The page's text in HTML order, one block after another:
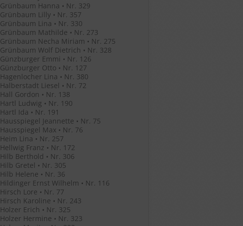
Grünbaum Hanna • Nr. 329
Grünbaum Lilly • Nr. 357
Grünbaum Lina • Nr. 330
Grünbaum Mathilde • Nr. 273
Grünbaum Necha Miriam • Nr. 275
Grünbaum Wolf Dietrich • Nr. 328
Günzburger Emmi • Nr. 126
Günzburger Otto • Nr. 127
Hagenlocher Lina • Nr. 380
Halberstadt Liesel • Nr. 72
Hall Gordon • Nr. 138
Hartl Ludwig • Nr. 190
Hartl Ida • Nr. 191
Hausspiegel Jeannette • Nr. 75
Hausspiegel Max • Nr. 76
Heim Lina • Nr. 257
Hellwig Franz • Nr. 172
Hilb Berthold • Nr. 306
Hilb Gretel • Nr. 305
Hilb Helene • Nr. 36
Hildinger Ernst Wilhelm • Nr. 116
Hirsch Lore • Nr. 77
Hirsch Karoline • Nr. 243
Holzer Erich • Nr. 325
Holzer Hermine • Nr. 323